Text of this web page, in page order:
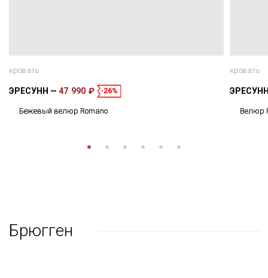
кровать
ЭРЕСУНН 47 990 ₽ -26%
Бежевый велюр Romano
кровать
Велюр
Брюгген